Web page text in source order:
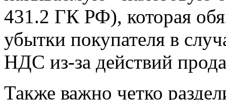
431.2 ГК РФ), которая
убытки покупателя в
НДС из-за действий
Также важно четко